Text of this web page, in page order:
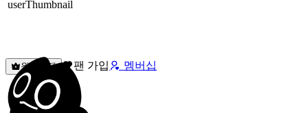
원픽선택 팬 가입 멤버십
밐타운
피드